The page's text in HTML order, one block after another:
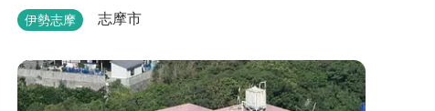
ルです。
伊勢志摩 志摩市